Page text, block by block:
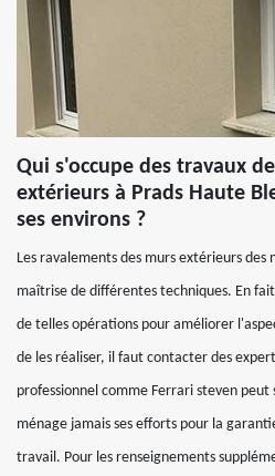
Qui s'occupe des travaux
extérieurs à Prads Haute
ses environs ?
Les ravalements des murs extérieurs
maîtrise de différentes techniques. En
de telles opérations pour améliorer
de les réaliser, il faut contacter des
professionnel comme Ferrari steven
ménage jamais ses efforts pour la
travail. Pour les renseignements